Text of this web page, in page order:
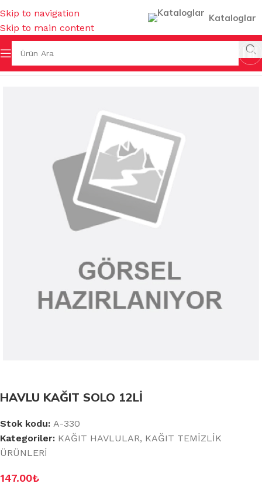
Skip to navigation
Skip to main content
Kataloglar
Ana Sayfa KAĞIT HAVLULAR
HAVLU KAĞIT SOLO 12Lİ
Stok kodu: A-330
Kategoriler: KAĞIT HAVLULAR, KAĞIT TEMİZLİK
ÜRÜNLERİ
147.00₺